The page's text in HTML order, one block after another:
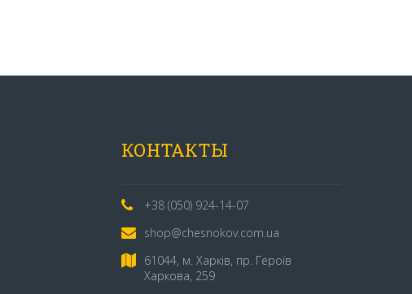
КОНТАКТЫ
+38 (050) 924-14-07
shop@chesnokov.com.ua
61044, м. Харків, пр. Героїв
Харкова, 259